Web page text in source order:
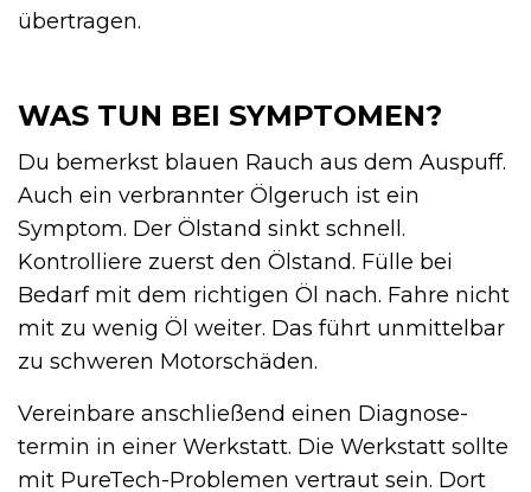
übertragen.
WAS TUN BEI SYMPTOMEN?
Du bemerkst blauen Rauch aus dem Auspuff.
Auch ein verbrannter Ölgeruch ist ein
Symptom. Der Ölstand sinkt schnell.
Kontrolliere zuerst den Ölstand. Fülle bei
Bedarf mit dem richtigen Öl nach. Fahre nicht
mit zu wenig Öl weiter. Das führt unmittelbar
zu schweren Motorschäden.
Vereinbare anschließend einen Diagnose­
termin in einer Werkstatt. Die Werkstatt sollte
mit PureTech-Problemen vertraut sein. Dort